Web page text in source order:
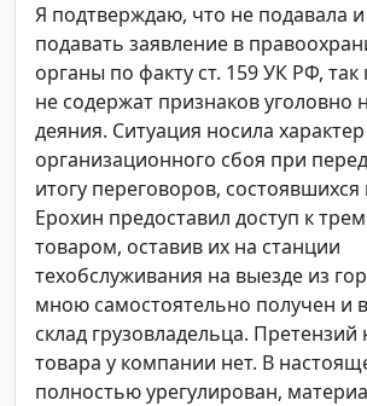
Я подтверждаю, что не подавала
подавать заявление в
органы по факту ст. 159 УК РФ, так
не содержат признаков уголовно
деяния. Ситуация носила характер
организационного сбоя при
итогу переговоров, состоявшихся
Ерохин предоставил доступ к
товаром, оставив их на станции
техобслуживания на выезде из
мною самостоятельно получен и
склад грузовладельца. Претензий
товара у компании нет. В
полностью урегулирован,